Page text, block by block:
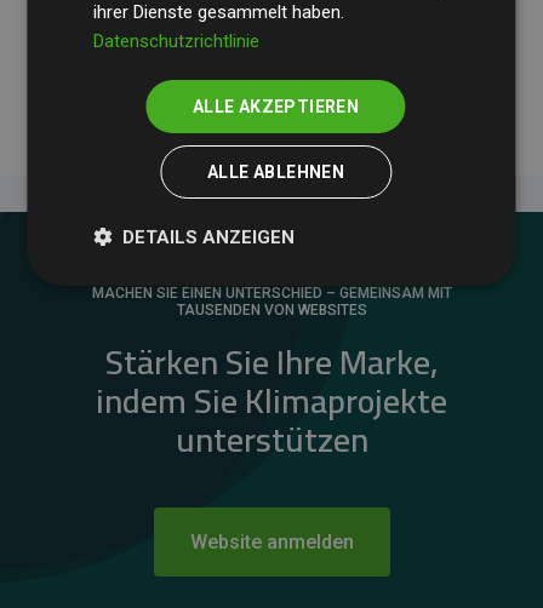
geschätzten CO₂-Emissionender teilnehmenden
Websites kompensieren – ein klarer Nachweis für die
messbare Klimawirkung unseres Ansatzes.
MACHEN SIE EINEN UNTERSCHIED – GEMEINSAM MIT
TAUSENDEN VON WEBSITES
Stärken Sie Ihre Marke,
indem Sie Klimaprojekte
unterstützen
Website anmelden
ihrer Dienste gesammelt haben.
Datenschutzrichtlinie
ALLE AKZEPTIEREN
ALLE ABLEHNEN
DETAILS ANZEIGEN